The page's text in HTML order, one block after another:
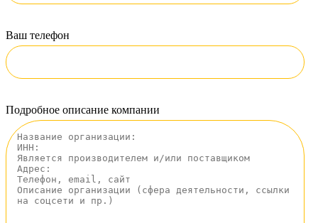
Ваш телефон
Подробное описание компании